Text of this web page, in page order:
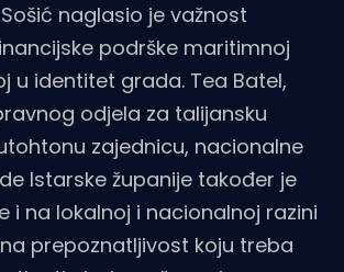
naglasio je važnost
podrške maritimnoj
u identitet grada. Tea Batel,
odjela za talijansku
zajednicu, nacionalne
Istarske županije također je
i na lokalnoj i nacionalnoj razini
prepoznatljivost koju treba